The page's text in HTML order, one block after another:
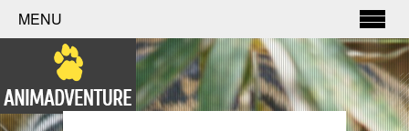
MENU